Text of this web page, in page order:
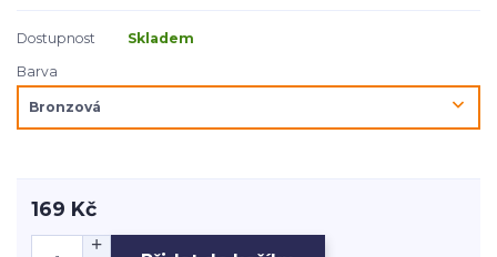
Dostupnost
Skladem
Barva
169 Kč